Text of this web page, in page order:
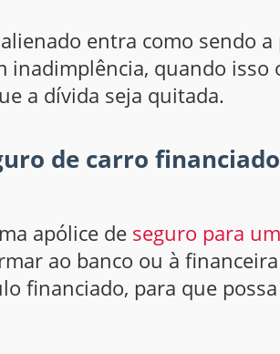
entra como sendo
inadimplência, quando
a dívida seja quitada.
de carro financiado
apólice de seguro para
ao banco ou à
financiado, para que